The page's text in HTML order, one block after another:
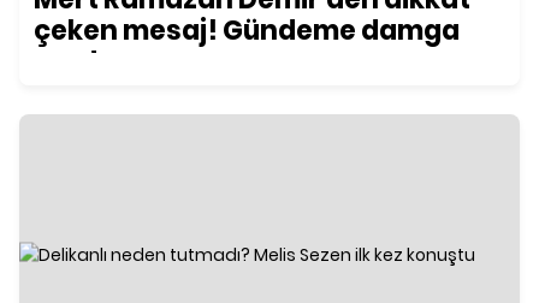
çeken mesaj! Gündeme damga
vurdu